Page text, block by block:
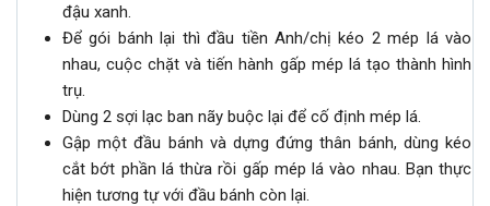
đậu xanh.
Để gói bánh lại thì đầu tiền Anh/chị kéo 2 mép lá vào
nhau, cuộc chặt và tiến hành gấp mép lá tạo thành hình
trụ.
Dùng 2 sợi lạc ban nãy buộc lại để cố định mép lá.
Gập một đầu bánh và dựng đứng thân bánh, dùng kéo
cắt bớt phần lá thừa rồi gấp mép lá vào nhau. Bạn thực
hiện tương tự với đầu bánh còn lại.